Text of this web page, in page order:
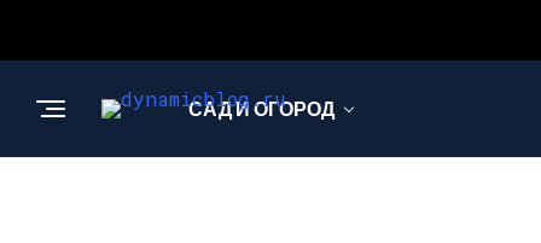
САД И ОГОРОД